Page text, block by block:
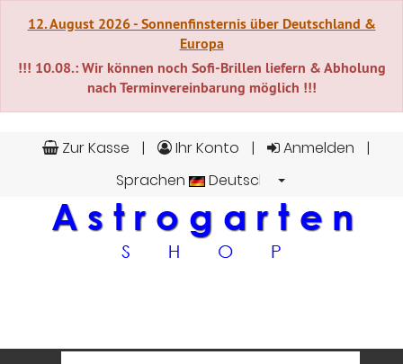
12. August 2026 - Sonnenfinsternis über Deutschland &
Europa
!!! 10.08.: Wir können noch Sofi-Brillen liefern & Abholung
nach Terminvereinbarung möglich !!!
Zur Kasse Ihr Konto
Anmelden
Sprachen
Deutsch